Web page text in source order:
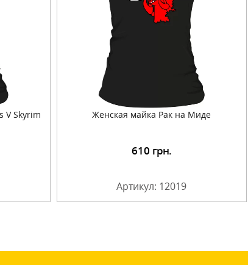
V Skyrim Женская майка Рак на Миде
610 грн.
Артикул: 12019
Подробнее